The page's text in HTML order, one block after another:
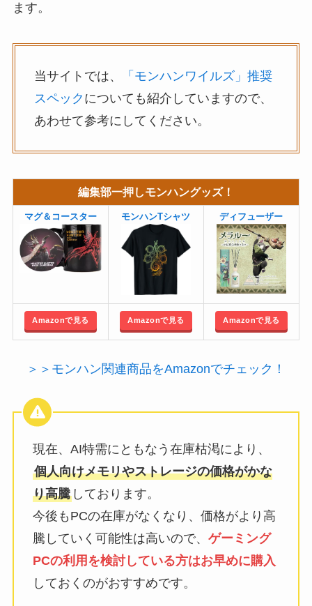
ます。
当サイトでは、
「モンハンワイルズ」推奨
スペック についても紹介していますので、
あわせて参考にしてください。
編集部一押しモンハングッズ！
マグ＆コースター モンハンTシャツ ディフューザー
Amazonで見る Amazonで見る Amazonで見る
＞＞モンハン関連商品をAmazonでチェック！
現在、AI特需にともなう在庫枯渇により、
個人向けメモリやストレージの価格がかな
り高騰しております。
今後もPCの在庫がなくなり、価格がより高
騰していく可能性は高いので、 ゲーミング
PCの利用を検討している方はお早めに購入
しておくのがおすすめです。